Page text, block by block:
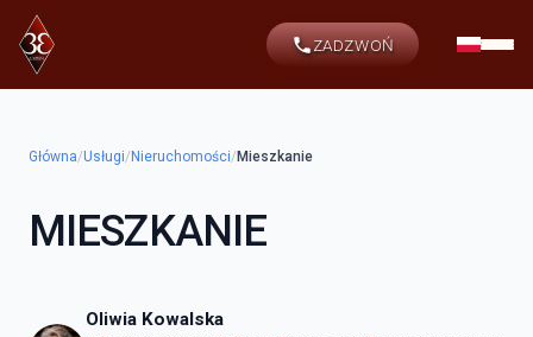
ZADZWOŃ
Główna/Usługi/ Nieruchomości/ Mieszkanie
MIESZKANIE
Oliwia Kowalska